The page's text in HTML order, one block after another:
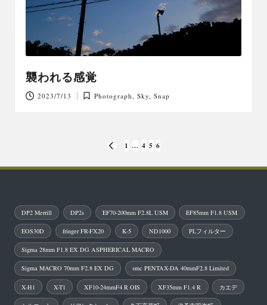
襲われる感覚
2023/7/13
Posted
Photograph ,Sky ,Snap
稿
ペ
ー
ジ
送
り
PREVIOUS
1 … 4 5 6
DP2 Merrill DP2s EF70-200mm F2.8L USM EF85mm F1.8 USM
EOS30D fringer FR-FX20 K-5 ND1000 PLフィルター
Sigma 28mm F1.8 EX DG ASPHERICAL MACRO
Sigma MACRO 70mm F2.8 EX DG smc PENTAX-DA 40mmF2.8 Limited
X-H1 X-T1 XF10-24mmF4 R OIS XF35mm F1.4 R カエデ